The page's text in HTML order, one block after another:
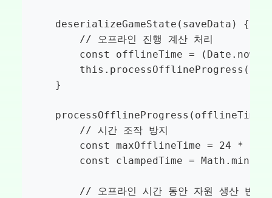
    deserializeGameState(saveData) {
        // 오프라인 진행 계산 처리
const offlineTime =
    }
processOfflineProgress(offlineTime,
        // 시간 조작 방지
const maxOfflineTime = 24 * 60 *
const clampedTime =
        // 오프라인 시간 동안 자원 생산 반영